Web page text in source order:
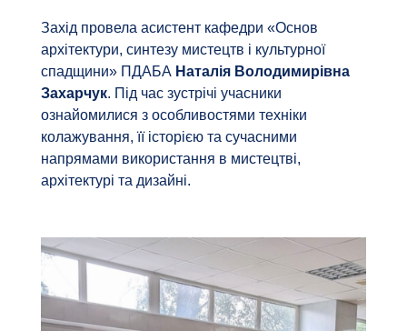
Захід провела асистент кафедри «Основ
архітектури, синтезу мистецтв і культурної
спадщини» ПДАБА Наталія Володимирівна
Захарчук. Під час зустрічі учасники
ознайомилися з особливостями техніки
колажування, її історією та сучасними
напрямами використання в мистецтві,
архітектурі та дизайні.